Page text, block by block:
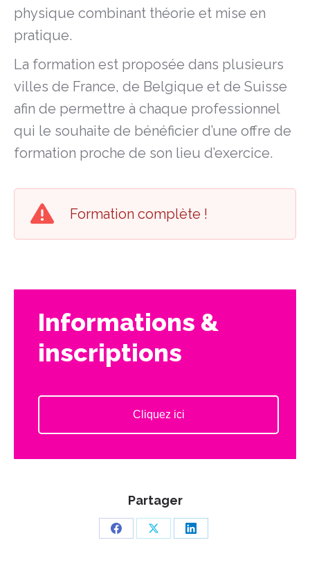
physique combinant théorie et mise en
pratique.
La formation est proposée dans plusieurs
villes de France, de Belgique et de Suisse
afin de permettre à chaque professionnel
qui le souhaite de bénéficier d’une offre de
formation proche de son lieu d’exercice.
Formation complète !
Informations &
inscriptions
Cliquez ici
Partager
PartagerPartagerPartager